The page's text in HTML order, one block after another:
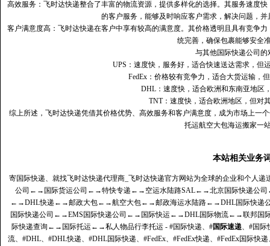
高效服务：飞时达快递整合了丰富的物流资源，提供多样化的选择。其服务速度
的客户服务，能够及时响应客户需求，解决问题，
客户满意度高‌：飞时达快递在客户中享有较高的满意度。其价格透明且具有竞争
统完善，确保包裹能够安全
与其他国际快递公司的
UPS：速度快，服务好，适合快速送达需求，但
FedEx：价格较有竞争力，适合大货运输，
DHL：速度快，适合欧洲和东南亚地区
TNT：速度快，适合欧洲地区，但对
综上所述，飞时达快递凭借其价格优势、高效服务和客户满意度，成为市场上一
托运航空大包海运搬家一
本站相关业务
寄国际快递、就找飞时达快递代理商_飞时达快递官方网站为全球的企业和个人递
公司 ←→ 国际货运公司 ←→特快专递 ←→ 空运水陆路SAL←→北京国际快递公司
←→DHL快递 ←→邮政大包←→航空大包←→邮政海运水陆路←→DHL国际快递
国际快递公司 ←→EMS国际快递公司 ←→ 国际快运←→DHL国际物流←→联邦国
际快递查询 ←→ 国际托运←→私人物品行李托运 - #国际快递、#国际速递、#国际
流、#DHL、#DHL快递、#DHL国际快递、#FedEx、#FedEx快递、#FedEx国际快